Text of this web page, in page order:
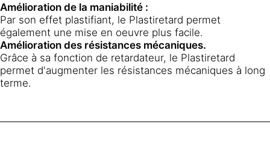
Amélioration de la maniabilité :
Par son effet plastifiant, le Plastiretard permet
également une mise en oeuvre plus facile.
Amélioration des résistances mécaniques.
Grâce à sa fonction de retardateur, le Plastiretard
permet d'augmenter les résistances mécaniques à long
terme.